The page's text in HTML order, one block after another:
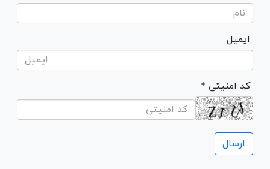
ایمیل
* کد امنیتی